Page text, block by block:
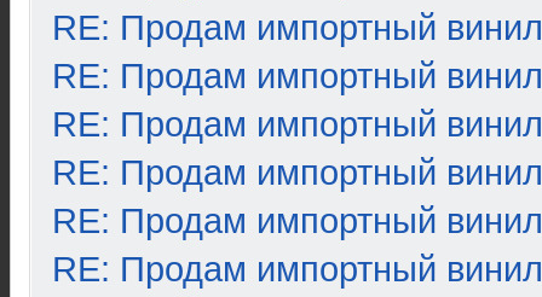
RE: Продам импортный винил
RE: Продам импортный винил
RE: Продам импортный винил
RE: Продам импортный винил
RE: Продам импортный винил
RE: Продам импортный винил